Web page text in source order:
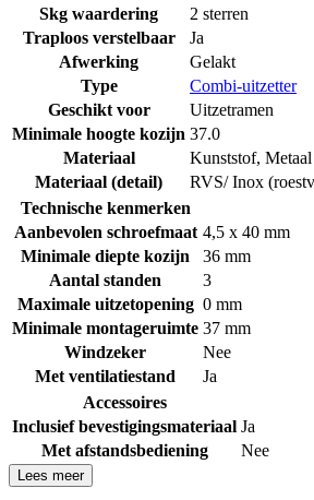
Skg waardering
2 sterren
Traploos verstelbaar
Ja
Afwerking
Gelakt
Type
Combi-uitzetter
Geschikt voor
Uitzetramen
Minimale hoogte kozijn 37.0
Materiaal
Kunststof, Metaal
Materiaal (detail)
RVS/ Inox
Technische kenmerken
Aanbevolen schroefmaat 4,5 x 40 mm
Minimale diepte kozijn
36 mm
Aantal standen
3
Maximale uitzetopening 0 mm
Minimale montageruimte 37 mm
Windzeker
Nee
Met ventilatiestand
Ja
Accessoires
Inclusief bevestigingsmateriaal Ja
Met afstandsbediening
Nee
Lees meer